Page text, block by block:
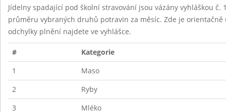
Jídelny spadající pod školní stravování jsou vázány vyhláškou
průměru vybraných druhů potravin za měsíc. Zde je
odchylky plnění najdete ve vyhlášce.
#
Kategorie
1
Maso
2
Ryby
3
Mléko